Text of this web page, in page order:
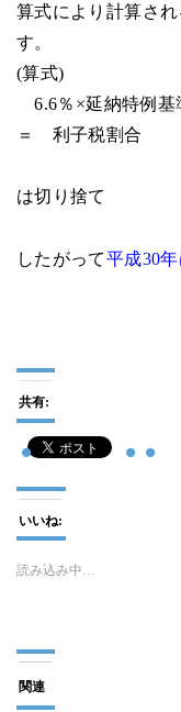
算式により計算さ
す。
(算式)
6.6％×延納特例基
＝ 利子税割合
(注)0.1
は切り捨て
したがって平成30
共有:
いいね:
読み込み中…
関連